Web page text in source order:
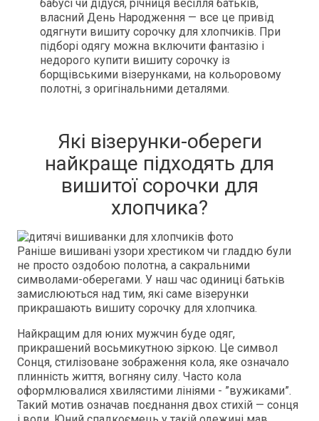
бабусі чи дідуся, річниця весілля батьків,
власний День Народження — все це привід
одягнути вишиту сорочку для хлопчиків. При
підборі одягу можна включити фантазію і
недорого купити вишиту сорочку із
борщівськими візерунками, на кольоровому
полотні, з оригінальними деталями.
Які візерунки-обереги
найкраще підходять для
вишитої сорочки для
хлопчика?
Раніше вишивані узори хрестиком чи гладдю були
не просто оздобою полотна, а сакральними
символами-оберегами. У наш час одиниці батьків
замислюються над тим, які саме візерунки
прикрашають вишиту сорочку для хлопчика.
Найкращим для юних мужчин буде одяг,
прикрашений восьмикутною зіркою. Це символ
Сонця, стилізоване зображення кола, яке означало
плинність життя, вогняну силу. Часто кола
оформлювалися хвилястими лініями - ”вужиками”.
Такий мотив означав поєднання двох стихій — сонця